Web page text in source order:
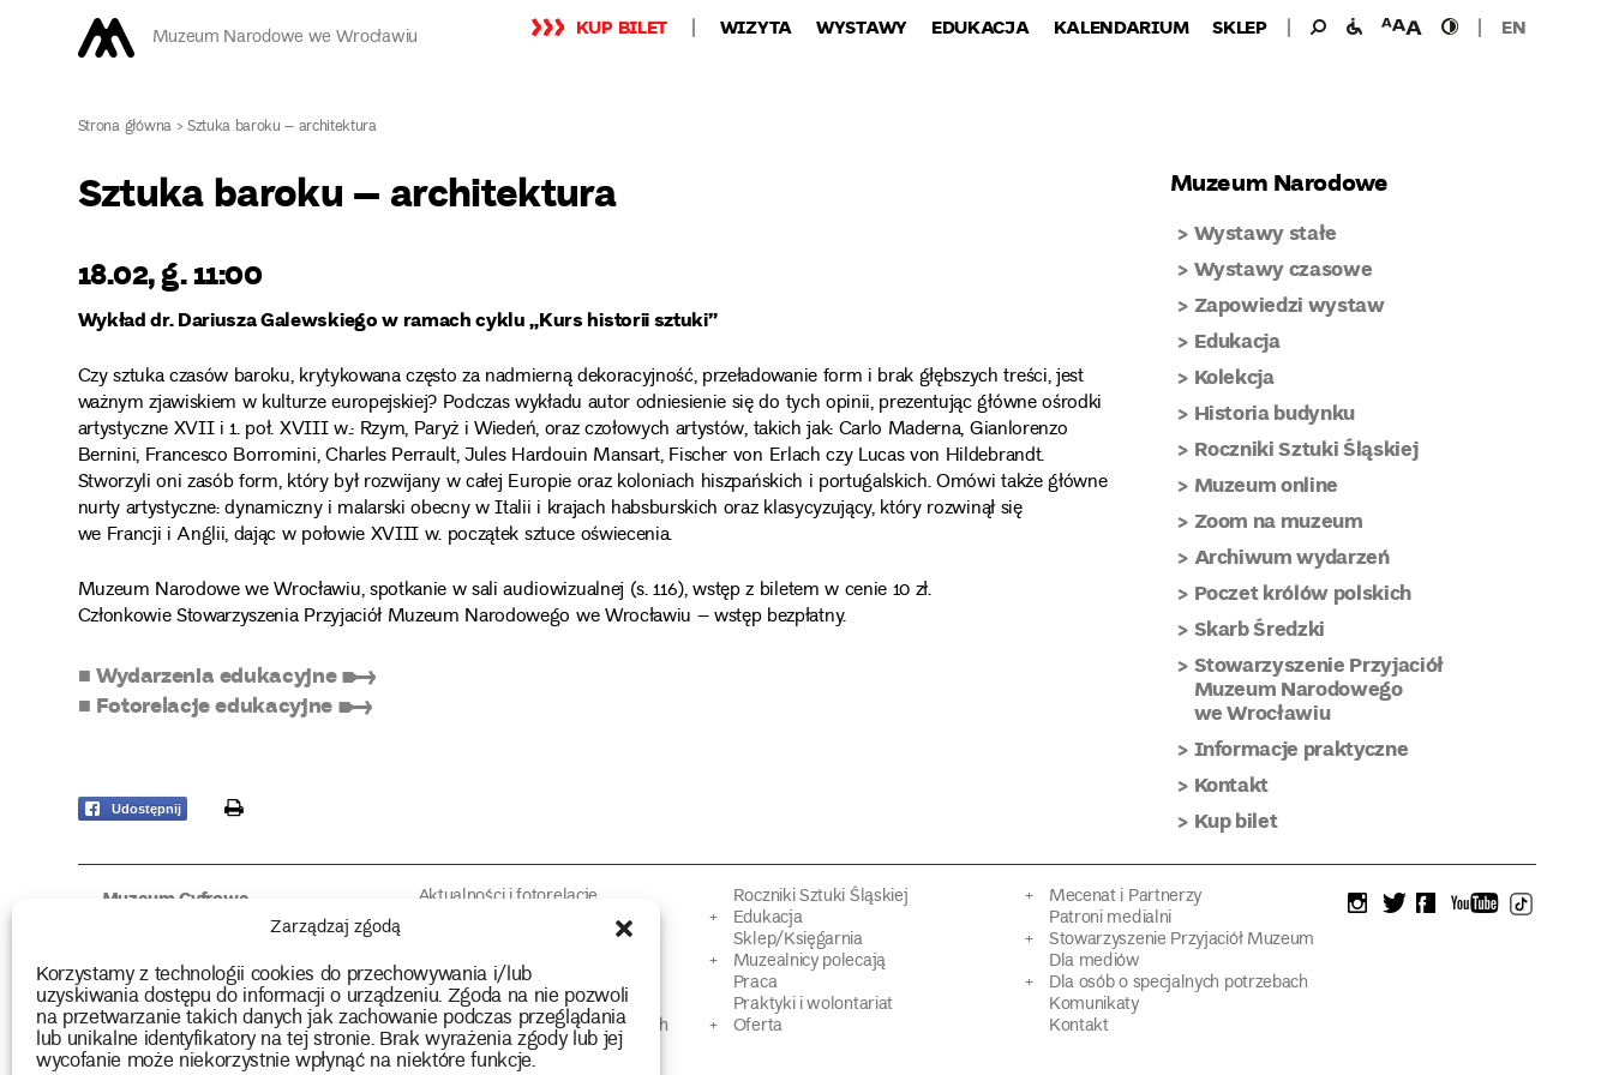
Zarządzaj zgodą
Korzystamy z technologii cookies do przechowywania i/lub
uzyskiwania dostępu do informacji o urządzeniu. Zgoda na nie pozwoli
na przetwarzanie takich danych jak zachowanie podczas przeglądania
lub unikalne identyfikatory na tej stronie. Brak wyrażenia zgody lub jej
wycofanie może niekorzystnie wpłynąć na niektóre funkcje.
Muzeum Narodowe we Wrocławiu KUP BILET WIZYTA WYSTAWY EDUKACJA KALENDARIUM SKLEP Wyszukaj
Wyszukiwanie
dla:
udogodnieniawielkość
czcionki
wysoki
kontrast
EN
Strona główna>Sztuka baroku – architektura
Sztuka baroku – architektura
18.02, g. 11:00
Wykład dr. Dariusza Galewskiego w ramach cyklu „Kurs historii sztuki”
Czy sztuka czasów baroku, krytykowana często za nadmierną dekoracyjność, przeładowanie form i brak głębszych treści, jest
ważnym zjawiskiem w kulturze europejskiej? Podczas wykładu autor odniesienie się do tych opinii, prezentując główne ośrodki
artystyczne XVII i 1. poł. XVIII w.: Rzym, Paryż i Wiedeń, oraz czołowych artystów, takich jak: Carlo Maderna, Gianlorenzo
Bernini, Francesco Borromini, Charles Perrault, Jules Hardouin Mansart, Fischer von Erlach czy Lucas von Hildebrandt.
Stworzyli oni zasób form, który był rozwijany w całej Europie oraz koloniach hiszpańskich i portugalskich. Omówi także główne
nurty artystyczne: dynamiczny i malarski obecny w Italii i krajach habsburskich oraz klasycyzujący, który rozwinął się
we Francji i Anglii, dając w połowie XVIII w. początek sztuce oświecenia.
Muzeum Narodowe we Wrocławiu, spotkanie w sali audiowizualnej (s. 116), wstęp z biletem w cenie 10 zł.
Członkowie Stowarzyszenia Przyjaciół Muzeum Narodowego we Wrocławiu – wstęp bezpłatny.
■ Wydarzenia edukacyjne ➸
■ Fotorelacje edukacyjne ➸
Udostępnij print
Muzeum Narodowe
Wystawy stałe
Wystawy czasowe
Zapowiedzi wystaw
Edukacja
Kolekcja
Historia budynku
Roczniki Sztuki Śląskiej
Muzeum online
Zoom na muzeum
Archiwum wydarzeń
Poczet królów polskich
Skarb Średzki
Stowarzyszenie Przyjaciół
Muzeum Narodowego
we Wrocławiu
Informacje praktyczne
Kontakt
Kup bilet
Muzeum Cyfrowe
Użyczenia obiektów
Biblioteka
Wydawnictwo
Multimedia
Aktualności i fotorelacje
Muzealne rozmowy
Kolekcja
Europejskie Dni Dziedzictwa
Programy badań strat wojennych
Roczniki Sztuki Śląskiej
Edukacja
Sklep/Księgarnia
Muzealnicy polecają
Praca
Praktyki i wolontariat
Oferta
Mecenat i Partnerzy
Patroni medialni
Stowarzyszenie Przyjaciół Muzeum
Dla mediów
Dla osób o specjalnych potrzebach
Komunikaty
Kontakt
instagram
twitterfacebookyoutube
tiktok